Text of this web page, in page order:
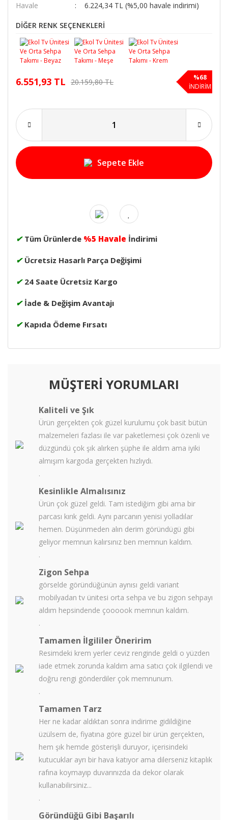
Havale
6.224,34 TL (%5,00 havale indirimi)
DİĞER RENK SEÇENEKLERİ
6.551,93 TL 20.159,80 TL
%68
İNDİRİM
Sepete Ekle
✔ Tüm Ürünlerde %5 Havale İndirimi
✔ Ücretsiz Hasarlı Parça Değişimi
✔ 24 Saate Ücretsiz Kargo
✔ İade & Değişim Avantajı
✔ Kapıda Ödeme Fırsatı
MÜŞTERİ YORUMLARI
Kaliteli ve Şık
Ürün gerçekten çok güzel kurulumu çok basit bütün
malzemeleri fazlası ile var paketlemesi çok özenli ve
düzgündü çok şık alırken şüphe ile aldım ama iyiki
almışım kargoda gerçekten hızlıydı.
.
Kesinlikle Almalısınız
Ürün çok güzel geldi. Tam istediğim gibi ama bir
parcası kırık geldi. Aynı parcanın yenisi yolladılar
hemen. Düşünmeden alın derim göründügü gibi
geliyor memnun kalırsınız ben memnun kaldım.
.
Zigon Sehpa
görselde göründüğünün aynısı geldi variant
mobilyadan tv ünitesi orta sehpa ve bu zigon sehpayı
aldım hepsindende çoooook memnun kaldım.
.
Tamamen İlgililer Öneririm
Resimdeki krem yerler ceviz renginde geldi o yüzden
iade etmek zorunda kaldım ama satıcı çok ilgilendi ve
doğru rengi gönderdiler çok memnunum.
.
Tamamen Tarz
Her ne kadar aldıktan sonra indirime gidildiğine
üzülsem de, fiyatına göre güzel bir ürün gerçekten,
hem şık hemde gösterişli duruyor, içerisindeki
kutucuklar ayrı bir hava katıyor ama dilerseniz kitaplık
rafına koymayıp duvarınızda da dekor olarak
kullanabilirsiniz...
.
Göründüğü Gibi Başarılı